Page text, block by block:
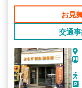
お見
交通